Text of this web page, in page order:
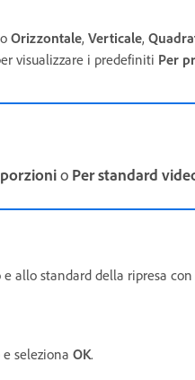
Orizzontale, Verticale,
visualizzare i predefiniti Per
o Per standard
allo standard della ripresa
seleziona OK.